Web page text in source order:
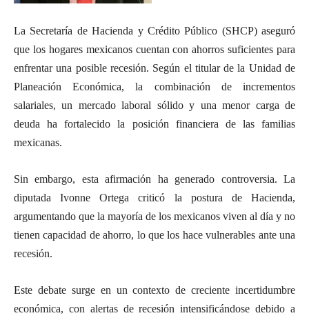
La Secretaría de Hacienda y Crédito Público (SHCP) aseguró
que los hogares mexicanos cuentan con ahorros suficientes para
enfrentar una posible recesión. Según el titular de la Unidad de
Planeación Económica, la combinación de incrementos
salariales, un mercado laboral sólido y una menor carga de
deuda ha fortalecido la posición financiera de las familias
mexicanas.
Sin embargo, esta afirmación ha generado controversia. La
diputada Ivonne Ortega criticó la postura de Hacienda,
argumentando que la mayoría de los mexicanos viven al día y no
tienen capacidad de ahorro, lo que los hace vulnerables ante una
recesión.
Este debate surge en un contexto de creciente incertidumbre
económica, con alertas de recesión intensificándose debido a